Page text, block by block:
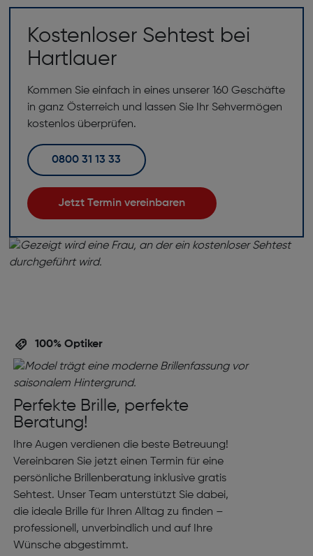
Kostenloser Sehtest bei
Hartlauer
Kommen Sie einfach in eines unserer 160 Geschäfte
in ganz Österreich und lassen Sie Ihr Sehvermögen
kostenlos überprüfen.
0800 31 13 33
Jetzt Termin vereinbaren
100% Optiker
Perfekte Brille, perfekte
Beratung!
Ihre Augen verdienen die beste Betreuung!
Vereinbaren Sie jetzt einen Termin für eine
persönliche Brillenberatung inklusive gratis
Sehtest. Unser Team unterstützt Sie dabei,
die ideale Brille für Ihren Alltag zu finden –
professionell, unverbindlich und auf Ihre
Wünsche abgestimmt.